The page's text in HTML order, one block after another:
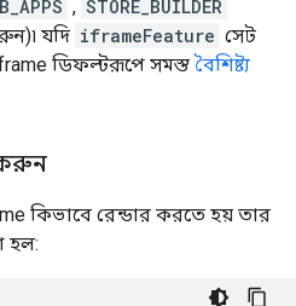
, STORE_BUILDER
যদি iframeFeature সেট
ডিফল্টরূপে সমস্ত বৈশিষ্ট্য
করুন
কিভাবে রেন্ডার করতে হয় তার
হল: